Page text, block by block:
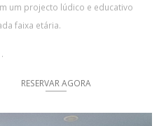
um projecto lúdico e educativo
faixa etária.
.
RESERVAR AGORA